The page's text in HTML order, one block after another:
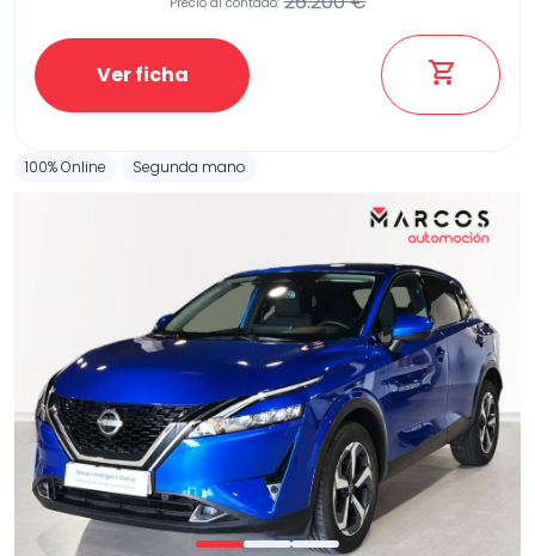
Ver ficha
100% Online Segunda mano